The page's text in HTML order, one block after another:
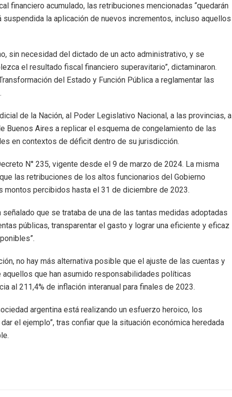
financiero acumulado, las retribuciones mencionadas “quedarán
suspendida la aplicación de nuevos incrementos, incluso aquellos
sin necesidad del dictado de un acto administrativo, y se
el resultado fiscal financiero superavitario”, dictaminaron.
del Estado y Función Pública a reglamentar las
de la Nación, al Poder Legislativo Nacional, a las provincias, a
Buenos Aires a replicar el esquema de congelamiento de las
en contextos de déficit dentro de su jurisdicción.
N° 235, vigente desde el 9 de marzo de 2024. La misma
las retribuciones de los altos funcionarios del Gobierno
montos percibidos hasta el 31 de diciembre de 2023.
que se trataba de una de las tantas medidas adoptadas
públicas, transparentar el gasto y lograr una eficiente y eficaz
no hay más alternativa posible que el ajuste de las cuentas y
que han asumido responsabilidades políticas
al 211,4% de inflación interanual para finales de 2023.
argentina está realizando un esfuerzo heroico, los
el ejemplo”, tras confiar que la situación económica heredada